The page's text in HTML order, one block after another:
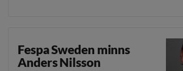
Fespa Sweden minns
Anders Nilsson